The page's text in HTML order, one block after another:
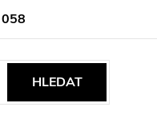
HLEDAT